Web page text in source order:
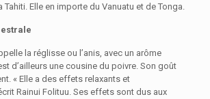
Tahiti. Elle en importe du Vanuatu et de Tonga.
la réglisse ou l’anis, avec un arôme
d’ailleurs une cousine du poivre. Son goût
« Elle a des effets relaxants et
Rainui Folituu. Ses effets sont dus aux